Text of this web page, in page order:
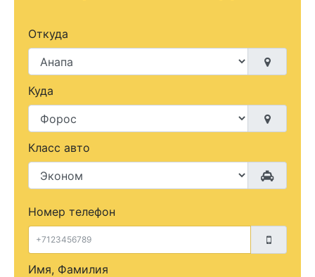
Откуда
Куда
Класс авто
Номер телефон
Имя, Фамилия